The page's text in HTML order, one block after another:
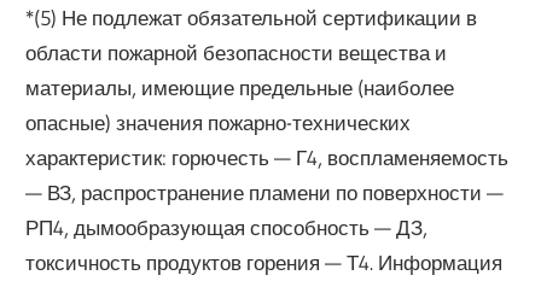
*(5) Не подлежат обязательной сертификации в
области пожарной безопасности вещества и
материалы, имеющие предельные (наиболее
опасные) значения пожарно-технических
характеристик: горючесть — Г4, воспламеняемость
— ВЗ, распространение пламени по поверхности —
РП4, дымообразующая способность — ДЗ,
токсичность продуктов горения — Т4. Информация